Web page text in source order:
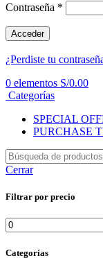
Contraseña *
Acceder
¿Perdiste tu
0 elementos S/0.00
Categorías
SPECIAL
PURCHASE
Cerrar
Filtrar por precio
Min
price
Categorías